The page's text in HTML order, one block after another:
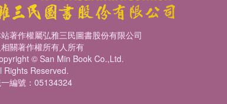
著作權屬弘雅三民圖書股份有限公司
關著作權所有人所有
© San Min Book Co.,Ltd.
Rights Reserved.
編號：05134324